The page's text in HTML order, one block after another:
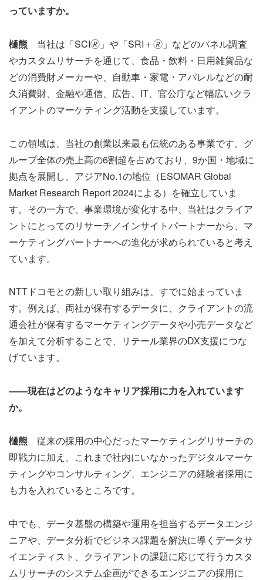
っていますか。
樋熊 当社は「SCI🄬」や「SRI＋🄬」などのパネル調査
やカスタムリサーチを通じて、食品・飲料・日用雑貨品な
どの消費財メーカーや、自動車・家電・アパレルなどの耐
久消費財、金融や通信、広告、IT、官公庁など幅広いクラ
イアントのマーケティング活動を支援しています。
この領域は、当社の創業以来最も伝統のある事業です。グ
ループ全体の売上高の6割超を占めており、9か国・地域に
拠点を展開し、アジアNo.1の地位（ESOMAR Global
Market Research Report 2024による）を確立していま
す。その一方で、事業環境が変化する中、当社はクライア
ントにとってのリサーチ／インサイトパートナーから、マ
ーケティングパートナーへの進化が求められていると考え
ています。
NTTドコモとの新しい取り組みは、すでに始まっていま
す。例えば、両社が保有するデータに、クライアントの流
通会社が保有するマーケティングデータや小売データなど
を加えて分析することで、リテール業界のDX支援につな
げています。
――現在はどのようなキャリア採用に力を入れています
か。
樋熊 従来の採用の中心だったマーケティングリサーチの
即戦力に加え、これまで社内にいなかったデジタルマーケ
ティングやコンサルティング、エンジニアの経験者採用に
も力を入れているところです。
中でも、データ基盤の構築や運用を担当するデータエンジ
ニアや、データ分析でビジネス課題を解決に導くデータサ
イエンティスト、クライアントの課題に応じて行うカスタ
ムリサーチのシステム企画ができるエンジニアの採用に